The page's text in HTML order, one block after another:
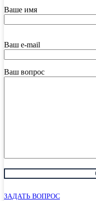
Ваше имя
Ваш e-mail
Ваш вопрос
ЗАДАТЬ ВОПРОС